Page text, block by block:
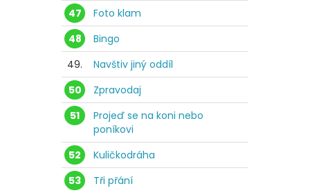
47
Foto klam
48
Bingo
49.
Navštiv jiný oddíl
50
Zpravodaj
51
Projeď se na koni nebo
poníkovi
52
Kuličkodráha
53
Tři přání